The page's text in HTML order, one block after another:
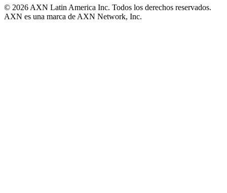
© 2026 AXN Latin America Inc. Todos los derechos reservados.
AXN es una marca de AXN Network, Inc.